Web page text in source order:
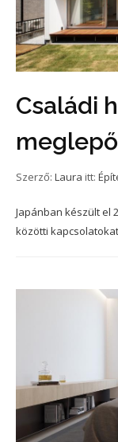
Családi
Szerző: Laura itt:
Japánban készült el
közötti